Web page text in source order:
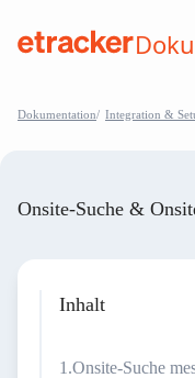
Dokumentation Integration &
Onsite-Suche &
Inhalt
Onsite-Suche